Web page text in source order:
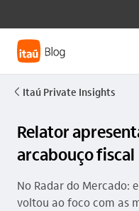
seta_esquerda Itaú Private Insights
Relator
arcabouço fiscal
No Radar do Mercado:
voltou ao foco com as